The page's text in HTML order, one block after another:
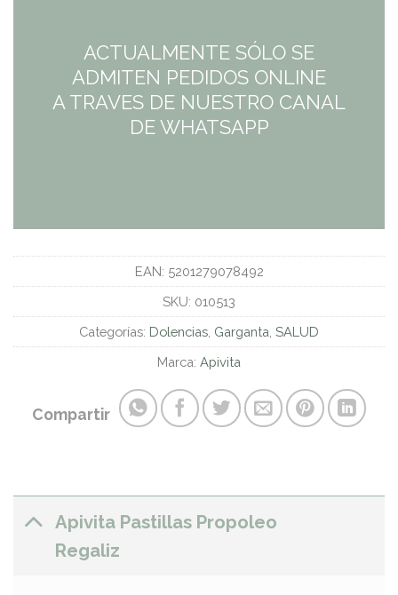
ACTUALMENTE SÓLO SE
ADMITEN PEDIDOS ONLINE
A TRAVES DE NUESTRO CANAL
DE WHATSAPP
EAN: 5201279078492
SKU: 010513
Categorías: Dolencias Garganta SALUD
Marca: Apivita
Compartir
Apivita Pastillas Propoleo
Regaliz